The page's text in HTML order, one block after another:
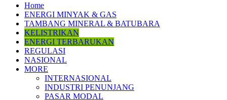
Home
ENERGI MINYAK & GAS
TAMBANG MINERAL & BATUBARA
KELISTRIKAN
ENERGI TERBARUKAN
REGULASI
NASIONAL
MORE
INTERNASIONAL
INDUSTRI PENUNJANG
PASAR MODAL